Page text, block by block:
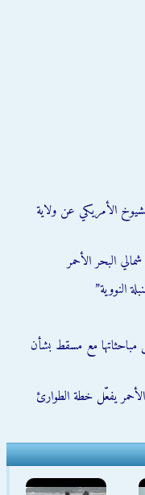
الأمريكي عن ولاية
البحر الأحمر
النووية”
مع مسقط بشأن